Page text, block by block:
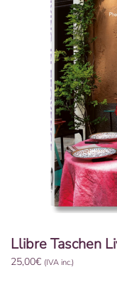
Llibre Taschen
25,00€ (IVA inc.)